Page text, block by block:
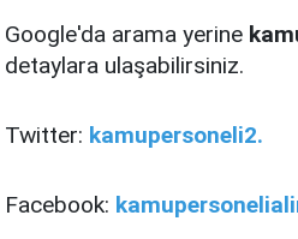
Google'da arama yerine
detaylara ulaşabilirsiniz.
Twitter: kamupersoneli2.
Facebook: